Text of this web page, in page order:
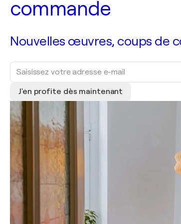
commande
Nouvelles œuvres, coups de
J'en profite dès maintenant